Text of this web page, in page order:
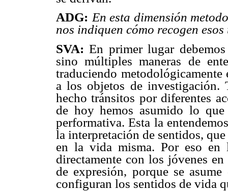
ADG: En esta dimensión
nos indiquen cómo recogen esos
SVA: En primer lugar
sino múltiples maneras de
traduciendo metodológicamente
a los objetos de investigación.
hecho tránsitos por diferentes
de hoy hemos asumido lo
performativa. Esta la
la interpretación de sentidos,
en la vida misma. Por eso en
directamente con los jóvenes
de expresión, porque se
configuran los sentidos de vida